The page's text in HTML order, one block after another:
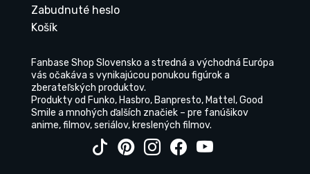
Zabudnuté heslo
Košík
Fanbase Shop Slovensko a stredná a východná Európa
vás očakáva s vynikajúcou ponukou figúrok a
zberateľských produktov.
Produkty od Funko, Hasbro, Banpresto, Mattel, Good
Smile a mnohých ďalších značiek – pre fanúšikov
anime, filmov, seriálov, kreslených filmov.